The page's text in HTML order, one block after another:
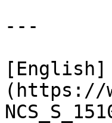
---
[English]
(https://